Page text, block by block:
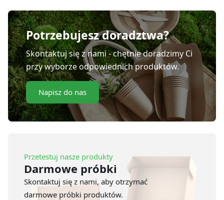
Potrzebujesz doradztwa?
Skontaktuj się z nami - chętnie doradzimy Ci
przy wyborze odpowiednich produktów.
Napisz do nas
Przetestuj nasze produkty
Darmowe próbki
Skontaktuj się z nami, aby otrzymać
darmowe próbki produktów.